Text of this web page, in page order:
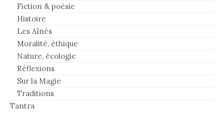
Fiction & poésie
Histoire
Les Aînés
Moralité, éthique
Nature, écologie
Réflexions
Sur la Magie
Traditions
Tantra